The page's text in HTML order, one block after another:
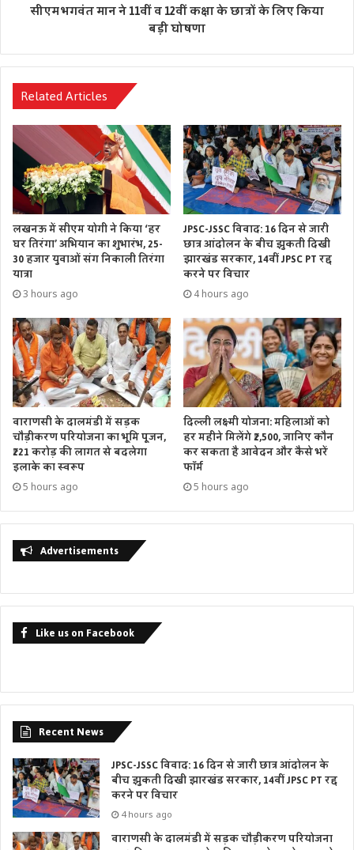
सीएम भगवंत मान ने 11वीं व 12वीं कक्षा के छात्रों के लिए किया
बड़ी घोषणा
Related Articles
लखनऊ में सीएम योगी ने किया ‘हर
घर तिरंगा’ अभियान का शुभारंभ, 25-
30 हजार युवाओं संग निकाली तिरंगा
यात्रा
3 hours ago
JPSC-JSSC विवाद: 16 दिन से जारी
छात्र आंदोलन के बीच झुकती दिखी
झारखंड सरकार, 14वीं JPSC PT रद्द
करने पर विचार
4 hours ago
वाराणसी के दालमंडी में सड़क
चौड़ीकरण परियोजना का भूमि पूजन,
₹221 करोड़ की लागत से बदलेगा
इलाके का स्वरूप
5 hours ago
दिल्ली लक्ष्मी योजना: महिलाओं को
हर महीने मिलेंगे ₹2,500, जानिए कौन
कर सकता है आवेदन और कैसे भरें
फॉर्म
5 hours ago
Advertisements
Like us on Facebook
Recent News
JPSC-JSSC विवाद: 16 दिन से जारी छात्र आंदोलन के
बीच झुकती दिखी झारखंड सरकार, 14वीं JPSC PT रद्द
करने पर विचार
4 hours ago
वाराणसी के दालमंडी में सड़क चौड़ीकरण परियोजना